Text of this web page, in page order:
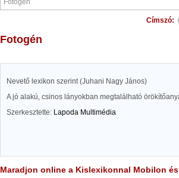
Címszó:
Fotogén
Nevető lexikon szerint (Juhani Nagy János)
A jó alakú, csinos lányokban megtalálható
Szerkesztette: Lapoda Multimédia
Maradjon online a Kislexikonnal Mobilon